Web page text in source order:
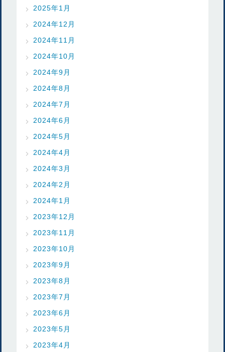
2025年1月
2024年12月
2024年11月
2024年10月
2024年9月
2024年8月
2024年7月
2024年6月
2024年5月
2024年4月
2024年3月
2024年2月
2024年1月
2023年12月
2023年11月
2023年10月
2023年9月
2023年8月
2023年7月
2023年6月
2023年5月
2023年4月